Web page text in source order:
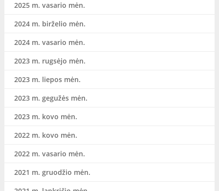
2025 m. vasario mėn.
2024 m. birželio mėn.
2024 m. vasario mėn.
2023 m. rugsėjo mėn.
2023 m. liepos mėn.
2023 m. gegužės mėn.
2023 m. kovo mėn.
2022 m. kovo mėn.
2022 m. vasario mėn.
2021 m. gruodžio mėn.